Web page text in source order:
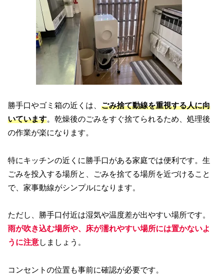
勝手口やゴミ箱の近くは、 ごみ捨て動線を重視する人に向
いています。乾燥後のごみをすぐ捨てられるため、処理後
の作業が楽になります。
特にキッチンの近くに勝手口がある家庭では便利です。生
ごみを投入する場所と、ごみを捨てる場所を近づけること
で、家事動線がシンプルになります。
ただし、勝手口付近は湿気や温度差が出やすい場所です。
雨が吹き込む場所や、床が濡れやすい場所には置かないよ
うに注意しましょう。
コンセントの位置も事前に確認が必要です。